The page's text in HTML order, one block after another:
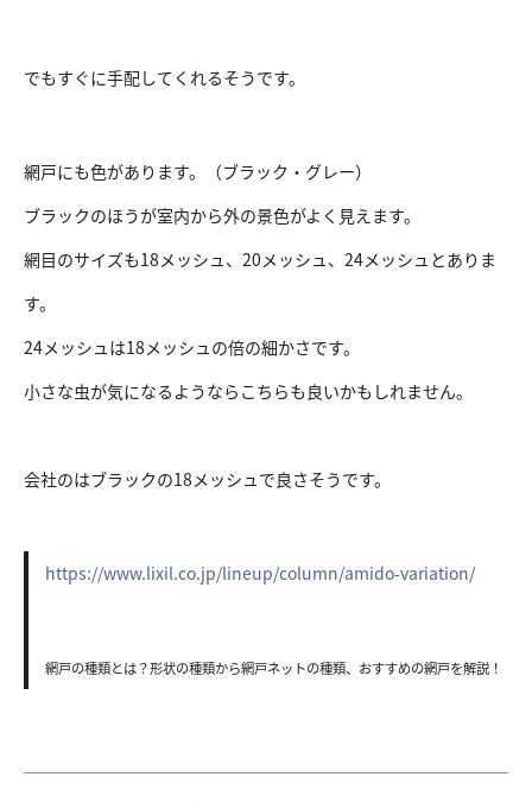
でもすぐに手配してくれるそうです。
網戸にも色があります。（ブラック・グレー）
ブラックのほうが室内から外の景色がよく見えます。
網目のサイズも18メッシュ、20メッシュ、24メッシュとありま
す。
24メッシュは18メッシュの倍の細かさです。
小さな虫が気になるようならこちらも良いかもしれません。
会社のはブラックの18メッシュで良さそうです。
https://www.lixil.co.jp/lineup/column/amido-variation/
網戸の種類とは？形状の種類から網戸ネットの種類、おすすめの網戸を解説！